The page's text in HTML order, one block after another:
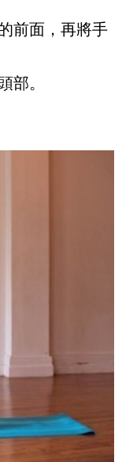
前面，再將手
部。